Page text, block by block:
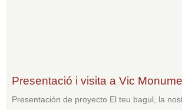
Presentació i visita a Vic
Presentación de proyecto El teu bagul, la